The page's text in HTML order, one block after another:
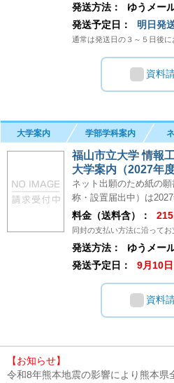
発送方法：
ゆうメー
発送予定日：
明日発
通常は発送日の３～５日後に
資料
大学案内 学部学科案内
福山市立大学 情報
大学案内（2027年
ネット出願のため紙の
称・設置届出中）は2027
料金（送料含）：
同封の支払い方法に沿って
発送方法：
ゆうメー
発送予定日：
9月10日
資料
【お知らせ】
令和8年熊本地震の影響により熊本